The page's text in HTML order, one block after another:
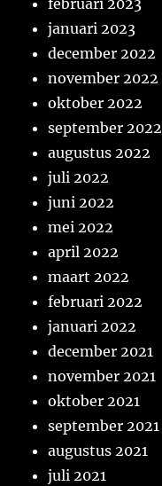
februari 2023
januari 2023
december 2022
november 2022
oktober 2022
september 2022
augustus 2022
juli 2022
juni 2022
mei 2022
april 2022
maart 2022
februari 2022
januari 2022
december 2021
november 2021
oktober 2021
september 2021
augustus 2021
juli 2021